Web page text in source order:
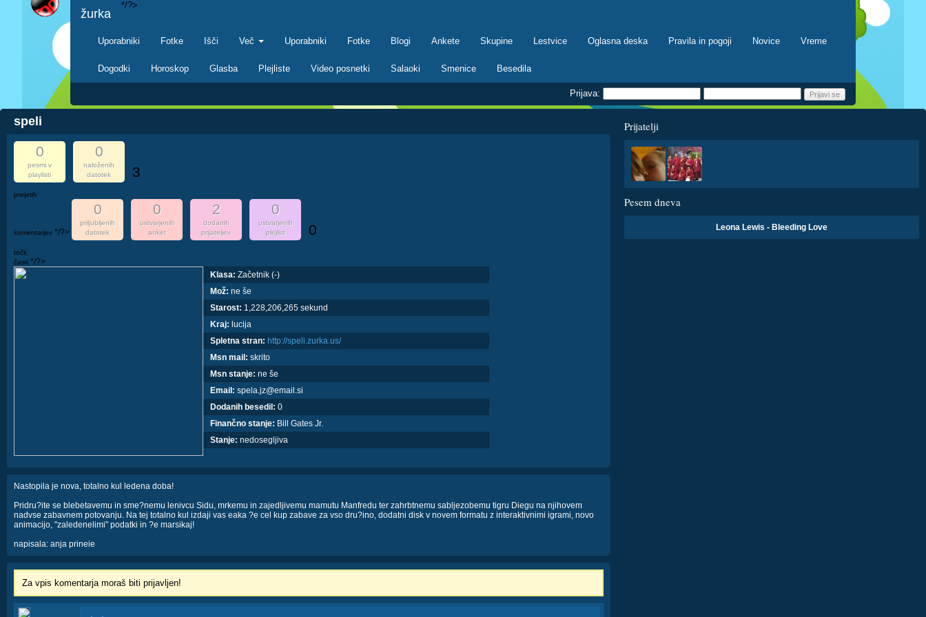
žurka
Uporabniki Fotke Išči Več Uporabniki Fotke Blogi Ankete Skupine Lestvice Oglasna deska Pravila in pogoji Novice Vreme
Dogodki Horoskop Glasba Plejliste Video posnetki Salaoki Smenice Besedila
*/?>
Prijava:
speli
0
pesmi v
playlisti
0
naloženih
datotek
3
prejetih
komentarjev */?>
0
priljubljenih
datotek
0
ustvarjenih
anket
2
dodanih
prijateljev
0
ustvarjenih
plejlist
0
točk
časti */?>
Klasa: Začetnik (-)
Mož: ne še
Starost: 1,228,206,265 sekund
Kraj: lucija
Spletna stran: http://speli.zurka.us/
Msn mail: skrito
Msn stanje: ne še
Email: spela.jz@email.si
Dodanih besedil: 0
Finančno stanje: Bill Gates Jr.
Stanje: nedosegljiva
Nastopila je nova, totalno kul ledena doba!
Pridru?ite se blebetavemu in sme?nemu lenivcu Sidu, mrkemu in zajedljivemu mamutu Manfredu ter zahrbtnemu sabljezobemu tigru Diegu na njihovem
nadvse zabavnem potovanju. Na tej totalno kul izdaji vas eaka ?e cel kup zabave za vso dru?ino, dodatni disk v novem formatu z interaktivnimi igrami, novo
animacijo, "zaledenelimi" podatki in ?e marsikaj!
napisala: anja prineie
Za vpis komentarja moraš biti prijavljen!
Prijatelji
Pesem dneva
Leona Lewis - Bleeding Love